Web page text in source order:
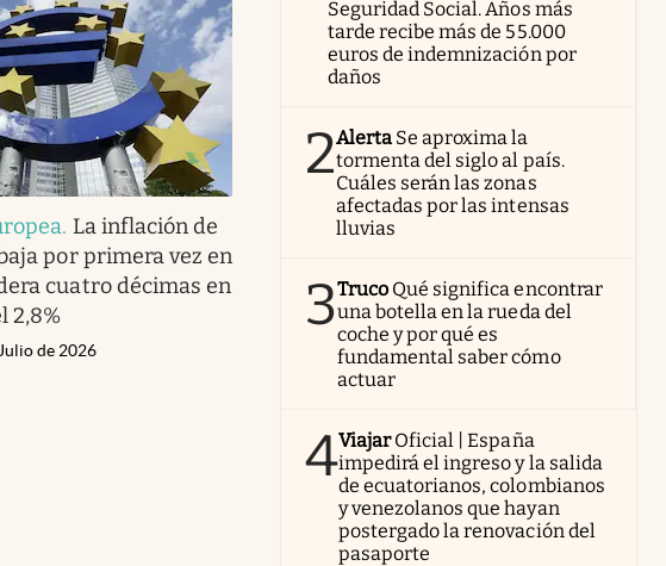
. La inflación de
por primera vez en
cuatro décimas en
2,8%
de 2026
Seguridad Social. Años más
tarde recibe más de 55.000
euros de indemnización por
daños
2Alerta Se aproxima la
tormenta del siglo al país.
Cuáles serán las zonas
afectadas por las intensas
lluvias
3Truco Qué significa encontrar
una botella en la rueda del
coche y por qué es
fundamental saber cómo
actuar
4Viajar Oficial | España
impedirá el ingreso y la salida
de ecuatorianos, colombianos
y venezolanos que hayan
postergado la renovación del
pasaporte